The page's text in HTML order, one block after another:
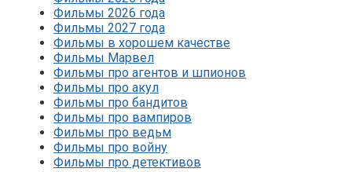
Фильмы 2026 года
Фильмы 2027 года
Фильмы в хорошем качестве
Фильмы Марвел
Фильмы про агентов и шпионов
Фильмы про акул
Фильмы про бандитов
Фильмы про вампиров
Фильмы про ведьм
Фильмы про войну
Фильмы про детективов